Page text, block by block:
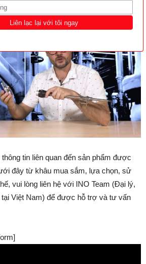
tin liên quan đến sản phẩm được
đây từ khâu mua sắm, lựa chọn, sử
vui lòng liên hệ với INO Team (Đại lý,
tại Việt Nam) để được hỗ trợ và tư vấn